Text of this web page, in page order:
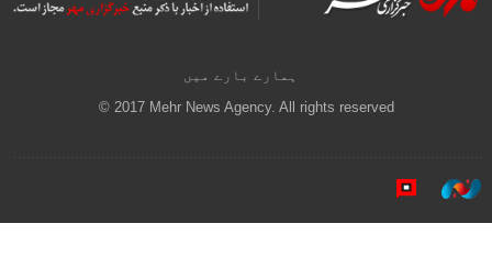
ہمارے بارے میں
© 2017 Mehr News Agency. All rights reserved